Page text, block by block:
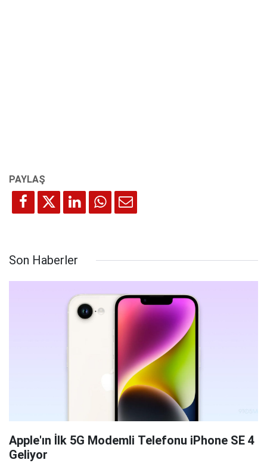
Son Haberler
Apple'ın İlk 5G Modemli Telefonu iPhone SE 4
Geliyor